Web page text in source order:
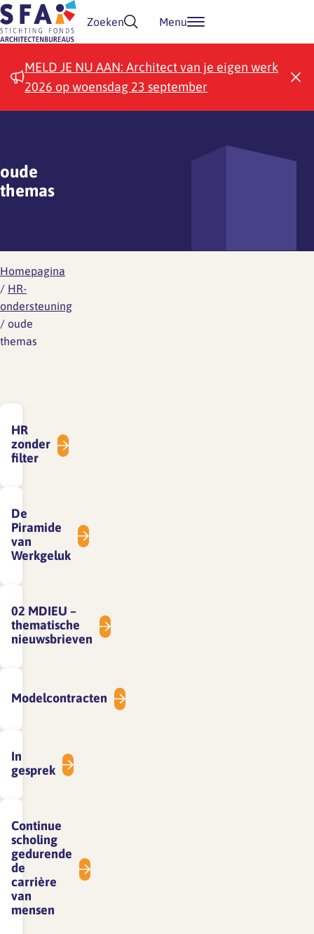
Doorgaan naar inhoud
Zoeken Menu
MELD JE NU AAN: Architect van je eigen werk
2026 op woensdag 23 september
oude
themas
Homepagina
/ HR-
ondersteuning
/ oude
themas
HR
zonder
filter
De
Piramide
van
Werkgeluk
02 MDIEU –
thematische
nieuwsbrieven
Modelcontracten
In
gesprek
Continue
scholing
gedurende
de
carrière
van
mensen